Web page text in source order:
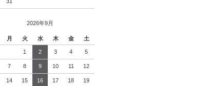
2026年9月
月 火 水 木 金 土
1 2 3 4 5
7 8 9 10 11 12
14 15 16 17 18 19